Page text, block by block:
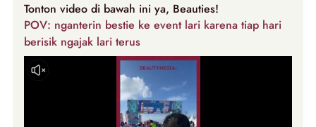
Tonton video di bawah ini ya, Beauties!
POV: nganterin bestie ke event lari karena tiap hari
berisik ngajak lari terus